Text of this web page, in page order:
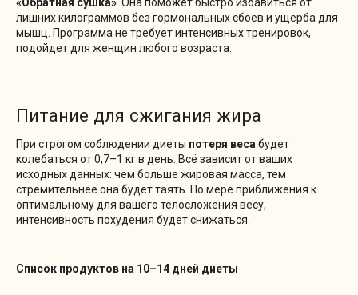
лишних килограммов без гормональных сбоев и ущерба для
мышц. Программа не требует интенсивных тренировок,
подойдет для женщин любого возраста.
Питание для сжигания жира
При строгом соблюдении диеты потеря веса будет
колебаться от 0,7–1 кг в день. Всё зависит от ваших
исходных данных: чем больше жировая масса, тем
стремительнее она будет таять. По мере приближения к
оптимальному для вашего телосложения весу,
интенсивность похудения будет снижаться.
Список продуктов на 10–14 дней диеты